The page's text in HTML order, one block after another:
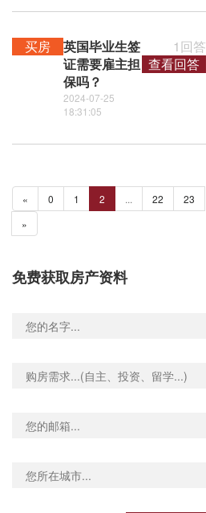
买房
英国毕业生签
证需要雇主担
保吗？
2024-07-25
18:31:05
1回答
查看回答
« 0 1 2 ... 22
23
»
免费获取房产资料